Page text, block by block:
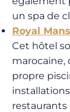
un spa de
Royal
Cet hôtel
marocaine,
propre
restaurants